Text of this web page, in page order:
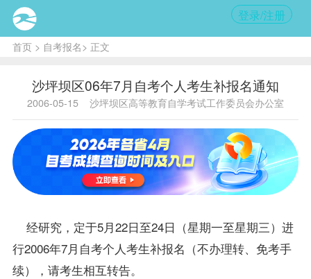
登录/注册
首页> 自考报名> 正文
沙坪坝区06年7月自考个人考生补报名通知
2006-05-15 沙坪坝区高等教育自学考试工作委员会办公室
经研究，定于5月22日至24日（星期一至星期三）进
行2006年7月自考个人考生补报名 （不办理转、 免考手
续），请考生相互转告。